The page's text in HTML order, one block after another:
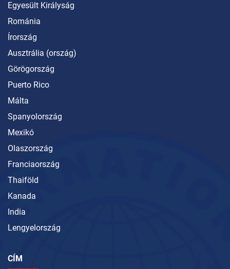
Egyesült Királyság
Románia
Írország
Ausztrália (ország)
Görögország
Puerto Rico
Málta
Spanyolország
Mexikó
Olaszország
Franciaország
Thaiföld
Kanada
India
Lengyelország
CÍM